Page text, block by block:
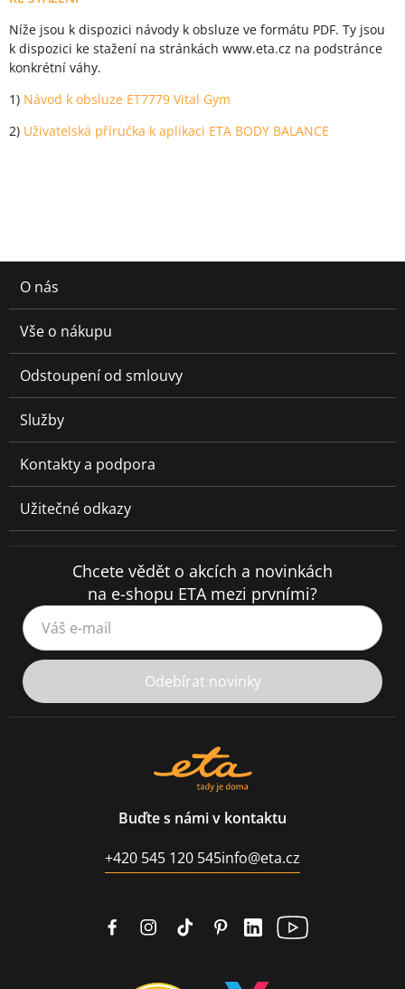
Níže jsou k dispozici návody k obsluze ve formátu PDF. Ty jsou
k dispozici ke stažení na stránkách www.eta.cz na podstránce
konkrétní váhy.
1) Návod k obsluze ET7779 Vital Gym
2) Uživatelská příručka k aplikaci ETA BODY BALANCE
O nás
Vše o nákupu
Odstoupení od smlouvy
Služby
Kontakty a podpora
Užitečné odkazy
Chcete vědět o akcích a novinkách
na e-shopu ETA mezi prvními?
Váš e-mail
Odebírat novinky
Buďte s námi v kontaktu
+420 545 120 545info@eta.cz